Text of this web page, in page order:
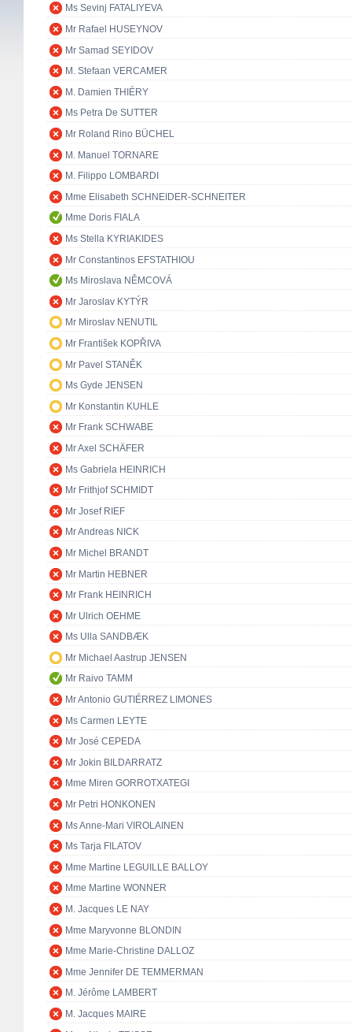
Ms Sevinj FATALIYEVA
Mr Rafael HUSEYNOV
Mr Samad SEYIDOV
M. Stefaan VERCAMER
M. Damien THIÉRY
Ms Petra De SUTTER
Mr Roland Rino BÜCHEL
M. Manuel TORNARE
M. Filippo LOMBARDI
Mme Elisabeth SCHNEIDER-SCHNEITER
Mme Doris FIALA
Ms Stella KYRIAKIDES
Mr Constantinos EFSTATHIOU
Ms Miroslava NĚMCOVÁ
Mr Jaroslav KYTÝR
Mr Miroslav NENUTIL
Mr František KOPŘIVA
Mr Pavel STANĚK
Ms Gyde JENSEN
Mr Konstantin KUHLE
Mr Frank SCHWABE
Mr Axel SCHÄFER
Ms Gabriela HEINRICH
Mr Frithjof SCHMIDT
Mr Josef RIEF
Mr Andreas NICK
Mr Michel BRANDT
Mr Martin HEBNER
Mr Frank HEINRICH
Mr Ulrich OEHME
Ms Ulla SANDBÆK
Mr Michael Aastrup JENSEN
Mr Raivo TAMM
Mr Antonio GUTIÉRREZ LIMONES
Ms Carmen LEYTE
Mr José CEPEDA
Mr Jokin BILDARRATZ
Mme Miren GORROTXATEGI
Mr Petri HONKONEN
Ms Anne-Mari VIROLAINEN
Ms Tarja FILATOV
Mme Martine LEGUILLE BALLOY
Mme Martine WONNER
M. Jacques LE NAY
Mme Maryvonne BLONDIN
Mme Marie-Christine DALLOZ
Mme Jennifer DE TEMMERMAN
M. Jérôme LAMBERT
M. Jacques MAIRE